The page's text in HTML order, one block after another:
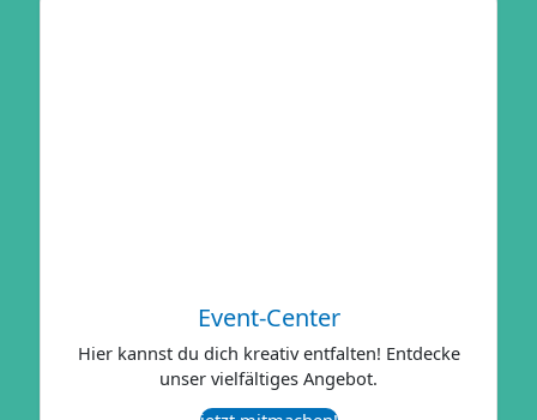
Event-Center
Hier kannst du dich kreativ entfalten! Entdecke
unser vielfältiges Angebot.